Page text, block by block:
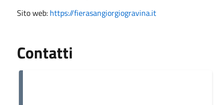
Sito web: https://fierasangiorgiogravina.it
Contatti